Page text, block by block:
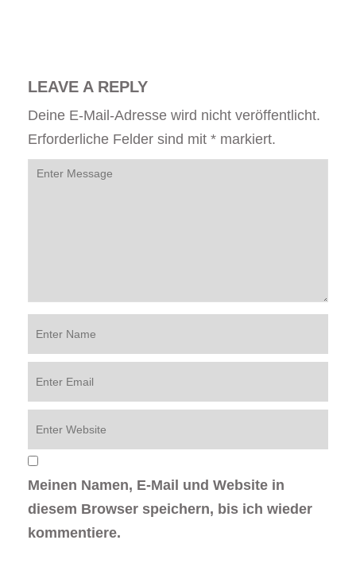
LEAVE A REPLY
Deine E-Mail-Adresse wird nicht veröffentlicht.
Erforderliche Felder sind mit * markiert.
Meinen Namen, E-Mail und Website in
diesem Browser speichern, bis ich wieder
kommentiere.